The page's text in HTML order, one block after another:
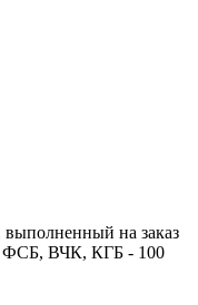
на заказ
ФСБ, ВЧК, КГБ - 100